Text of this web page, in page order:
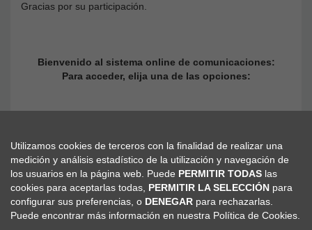
Gracias por su participación.
Bienvenido al sistema online de comunicaciones:
Para acceder, elija una de las opciones:
No estoy registrado
Recuperar Contraseña
Utilizamos cookies de terceros con la finalidad de realizar una
medición y análisis estadístico de la utilización y navegación de
los usuarios en la página web. Puede PERMITIR TODAS las
cookies para aceptarlas todas, PERMITIR LA SELECCIÓN para
configurar sus preferencias, o DENEGAR para rechazarlas.
Puede encontrar más información en nuestra Política de Cookies.